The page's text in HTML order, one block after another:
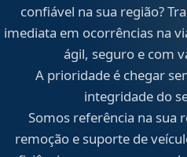
confiável na sua região?
imediata em ocorrências na
ágil, seguro e com
A prioridade é chegar
integridade do
Somos referência na sua
remoção e suporte de